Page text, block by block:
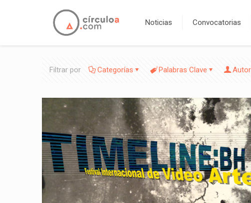
Noticias Convocatorias
Filtrar por Categorías Palabras Clave Autor